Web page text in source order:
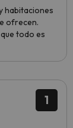
habitaciones
ofrecen.
todo es
1